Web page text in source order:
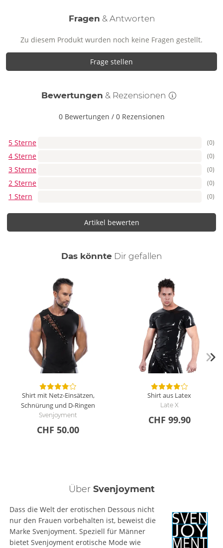
Fragen & Antworten
Zu diesem Produkt wurden noch keine Fragen gestellt.
Frage stellen
Bewertungen & Rezensionen
0 Bewertungen / 0 Rezensionen
5 Sterne (0)
4 Sterne (0)
3 Sterne (0)
2 Sterne (0)
1 Stern (0)
Artikel bewerten
Das könnte Dir auch
gefallen
Shirt mit Netz-Einsätzen,
Schnürung und D-Ringen
Svenjoyment
CHF 50.00
Shirt aus Latex
Late X
CHF 99.90
Über Svenjoyment
Dass die Welt der erotischen Dessous nicht
nur den Frauen vorbehalten ist, beweist die
Marke Svenjoyment. Speziell für Männer
bietet Svenjoyment erotische Mode wie